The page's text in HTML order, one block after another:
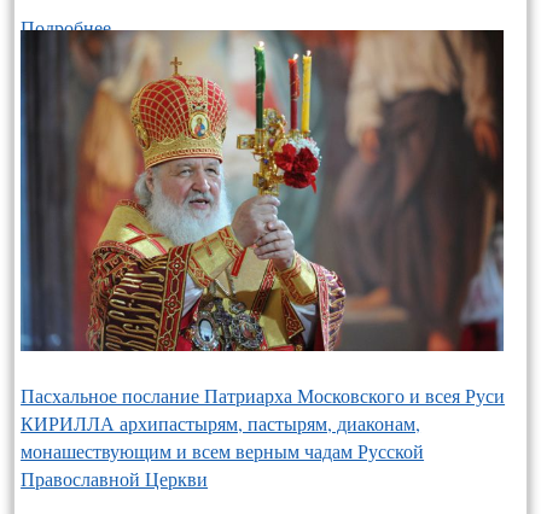
Подробнее…
Пасхальное послание Патриарха Московского и всея Руси
КИРИЛЛА архипастырям, пастырям, диаконам,
монашествующим и всем верным чадам Русской
Православной Церкви